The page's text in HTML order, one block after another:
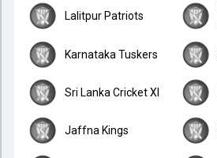
Lalitpur Patriots
Karnataka Tuskers
Sri Lanka Cricket XI
Jaffna Kings